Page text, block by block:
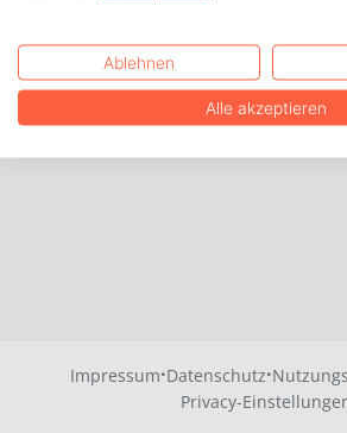
Impressum·Datenschutz·
Privacy-
Ablehnen
Alle akzeptieren